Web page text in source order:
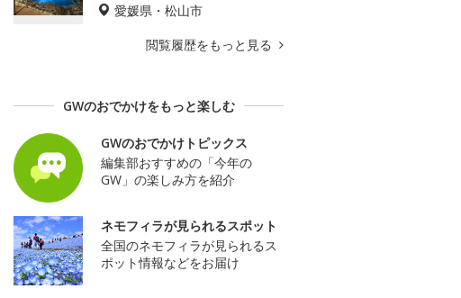
愛媛県・松山市
閲覧履歴をもっと見る
GWのおでかけをもっと楽しむ
GWのおでかけトピックス
編集部おすすめの「今年の
GW」の楽しみ方を紹介
ネモフィラが見られるスポット
全国のネモフィラが見られるス
ポット情報などをお届け